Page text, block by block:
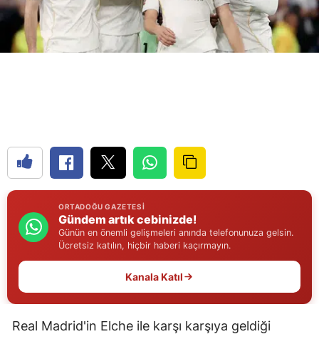
Denizli
Diyarbakır
Erzurum
Eskişehir
Gaziantep
Giresun
Gümüşhane
Hakkari
ORTADOĞU GAZETESI
Gündem artık cebinizde!
Günün en önemli gelişmeleri anında telefonunuza gelsin.
Ücretsiz katılın, hiçbir haberi kaçırmayın.
Kanala Katıl
Real Madrid'in Elche ile karşı karşıya geldiği